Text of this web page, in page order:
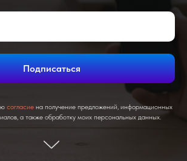
Подписаться
согласие на получение предложений, информационных
а также обработку моих персональных данных.